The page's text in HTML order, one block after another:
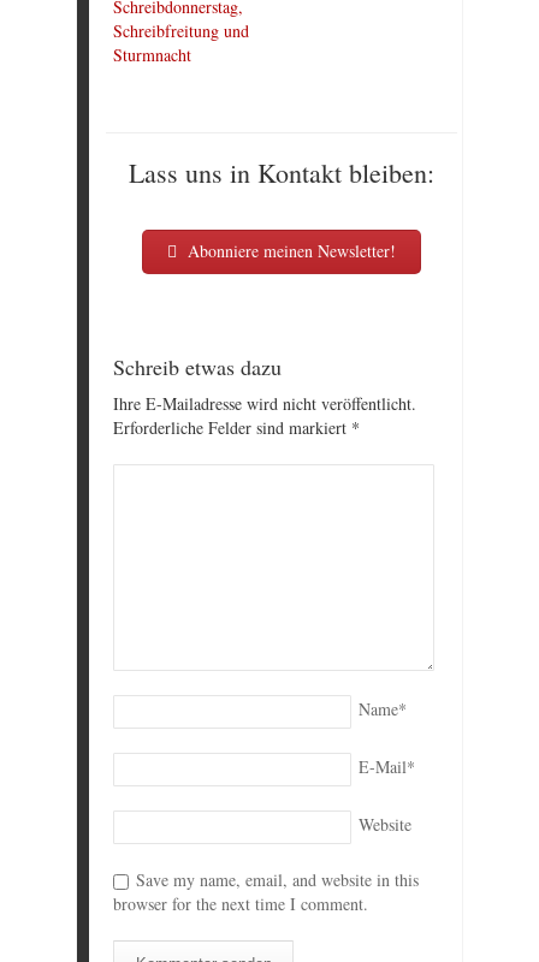
Schreibdonnerstag,
Schreibfreitung und
Sturmnacht
Lass uns in Kontakt bleiben:
Abonniere meinen Newsletter!
Schreib etwas dazu
Ihre E-Mailadresse wird nicht veröffentlicht.
Erforderliche Felder sind markiert *
Name*
E-Mail*
Website
Save my name, email, and website in this
browser for the next time I comment.